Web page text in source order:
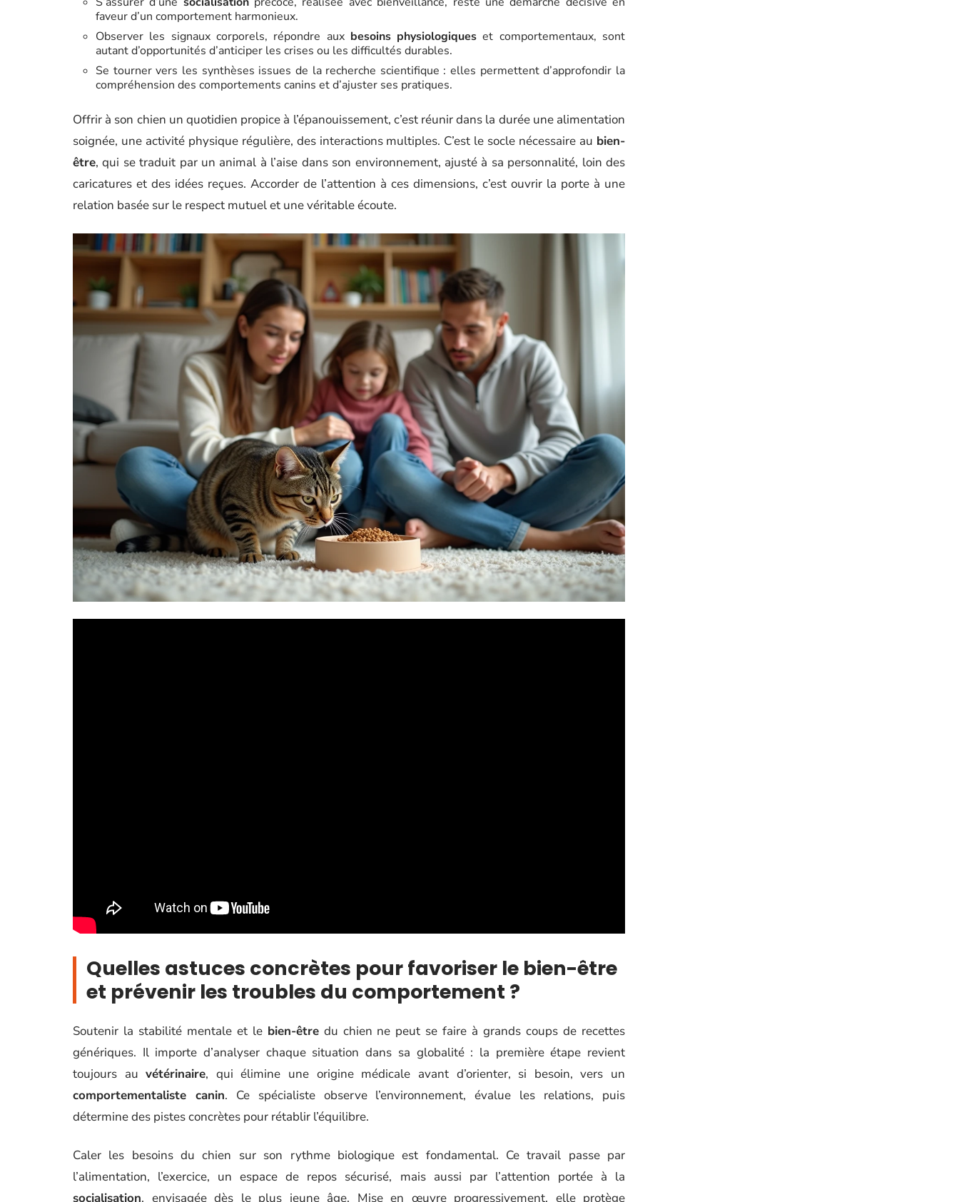
faveur d’un comportement harmonieux.
Observer les signaux corporels, répondre aux besoins physiologiques et comportementaux, sont
autant d’opportunités d’anticiper les crises ou les difficultés durables.
Se tourner vers les synthèses issues de la recherche scientifique : elles permettent d’approfondir la
compréhension des comportements canins et d’ajuster ses pratiques.
Offrir à son chien un quotidien propice à l’épanouissement, c’est réunir dans la durée une alimentation
soignée, une activité physique régulière, des interactions multiples. C’est le socle nécessaire au bien-
être, qui se traduit par un animal à l’aise dans son environnement, ajusté à sa personnalité, loin des
caricatures et des idées reçues. Accorder de l’attention à ces dimensions, c’est ouvrir la porte à une
relation basée sur le respect mutuel et une véritable écoute.
Quelles astuces concrètes pour favoriser le bien-être
et prévenir les troubles du comportement ?
Soutenir la stabilité mentale et le bien-êtredu chien ne peut se faire à grands coups de recettes
génériques. Il importe d’analyser chaque situation dans sa globalité : la première étape revient
toujours auvétérinaire, qui élimine une origine médicale avant d’orienter, si besoin, vers un
comportementaliste canin. Ce spécialiste observe l’environnement, évalue les relations, puis
détermine des pistes concrètes pour rétablir l’équilibre.
Caler les besoins du chien sur son rythme biologique est fondamental. Ce travail passe par
l’alimentation, l’exercice, un espace de repos sécurisé, mais aussi par l’attention portée à la
socialisation, envisagée dès le plus jeune âge. Mise en œuvre progressivement, elle protège